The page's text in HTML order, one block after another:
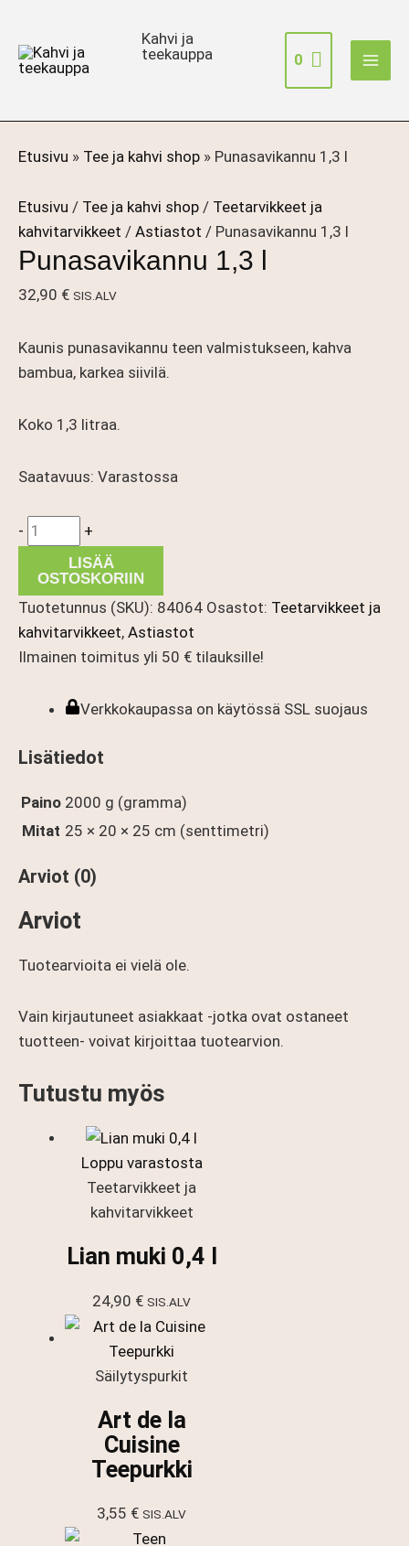
Kahvi ja
teekauppa
0
Etusivu » Tee ja kahvi shop » Punasavikannu 1,3 l
Etusivu / Tee ja kahvi shop / Teetarvikkeet ja
kahvitarvikkeet / Astiastot / Punasavikannu 1,3 l
Punasavikannu 1,3 l
32,90 € SIS.ALV
Kaunis punasavikannu teen valmistukseen, kahva
bambua, karkea siivilä.
Koko 1,3 litraa.
Saatavuus: Varastossa
- Punasavikannu
1,3
määrä
+
LISÄÄ
OSTOSKORIIN
Tuotetunnus (SKU): 84064 Osastot: Teetarvikkeet ja
kahvitarvikkeet, Astiastot
Ilmainen toimitus yli 50 € tilauksille!
Verkkokaupassa on käytössä SSL suojaus
Lisätiedot
Paino 2000 g (gramma)
Mitat 25 × 20 × 25 cm (senttimetri)
Arviot (0)
Arviot
Tuotearvioita ei vielä ole.
Vain kirjautuneet asiakkaat -jotka ovat ostaneet
tuotteen- voivat kirjoittaa tuotearvion.
Tutustu myös
Loppu varastosta
Teetarvikkeet ja
kahvitarvikkeet
Lian muki 0,4 l
24,90 € SIS.ALV
Säilytyspurkit
Art de la
Cuisine
Teepurkki
3,55 € SIS.ALV